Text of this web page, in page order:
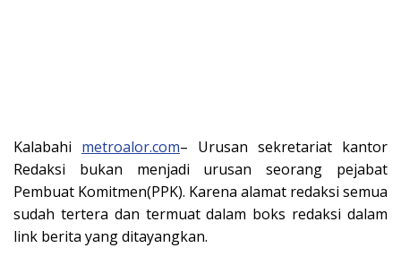
Kalabahi metroalor.com– Urusan sekretariat kantor
Redaksi bukan menjadi urusan seorang pejabat
Pembuat Komitmen(PPK). Karena alamat redaksi semua
sudah tertera dan termuat dalam boks redaksi dalam
link berita yang ditayangkan.